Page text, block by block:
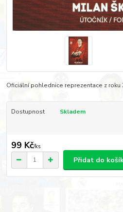
Oficiální pohlednice reprezentace z roku
Dostupnost Skladem
99 Kč/ks
Přidat do